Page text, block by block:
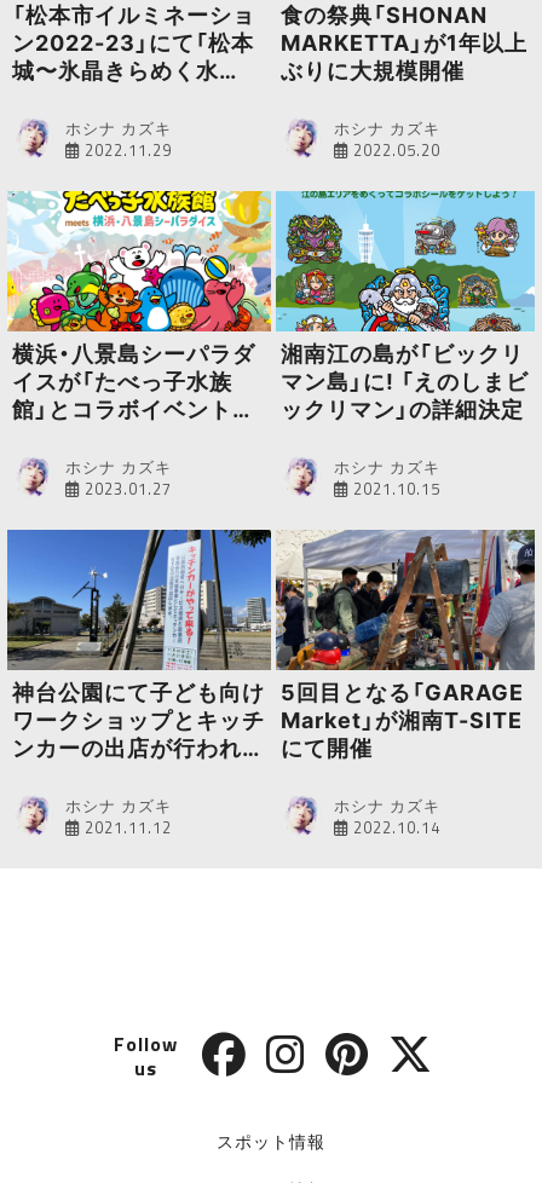
「松本市イルミネーショ
ン2022-23」にて「松本
城〜氷晶きらめく水
よりスタート
ホシナ カズキ
2022.11.29
食の祭典「SHONAN
MARKETTA」が1年以上
ぶりに大規模開催
ホシナ カズキ
2022.05.20
横浜・八景島シーパラダ
イスが「たべっ子水族
館」とコラボイベントを
ホシナ カズキ
2023.01.27
湘南江の島が「ビックリ
マン島」に! 「えのしまビ
ックリマン」の詳細決定
ホシナ カズキ
2021.10.15
神台公園にて子ども向け
ワークショップとキッチ
ンカーの出店が行われま
ホシナ カズキ
2021.11.12
5回目となる「GARAGE
Market」が湘南T-SITE
にて開催
ホシナ カズキ
2022.10.14
Follow
us
スポット情報